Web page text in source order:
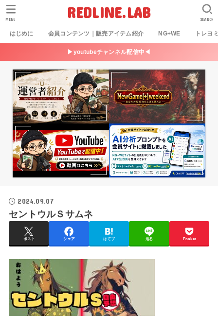
REDLINE.LAB
はじめに 会員コンテンツ｜販売アイテム紹介 NG+WE トレヨ
SEARCH
MENU
▶youtubeチャンネル配信中◀
2024.09.07
セントウルＳサムネ
ポスト シェア はてブ 送る Pocket